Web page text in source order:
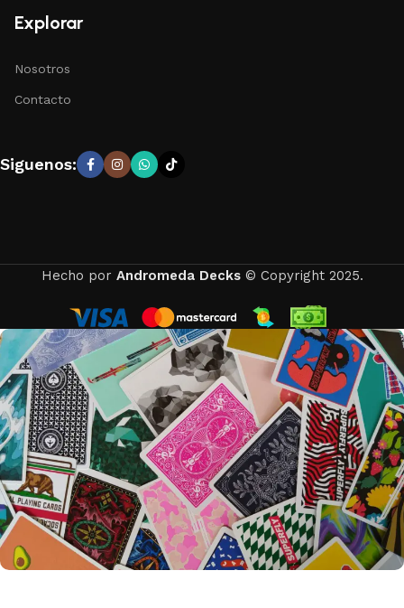
Explorar
Nosotros
Contacto
Siguenos:
Hecho por Andromeda Decks© Copyright 2025.